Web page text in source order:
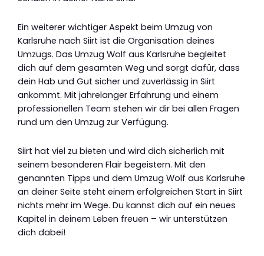
Ein weiterer wichtiger Aspekt beim Umzug von
Karlsruhe nach Siirt ist die Organisation deines
Umzugs. Das Umzug Wolf aus Karlsruhe begleitet
dich auf dem gesamten Weg und sorgt dafür, dass
dein Hab und Gut sicher und zuverlässig in Siirt
ankommt. Mit jahrelanger Erfahrung und einem
professionellen Team stehen wir dir bei allen Fragen
rund um den Umzug zur Verfügung.
Siirt hat viel zu bieten und wird dich sicherlich mit
seinem besonderen Flair begeistern. Mit den
genannten Tipps und dem Umzug Wolf aus Karlsruhe
an deiner Seite steht einem erfolgreichen Start in Siirt
nichts mehr im Wege. Du kannst dich auf ein neues
Kapitel in deinem Leben freuen – wir unterstützen
dich dabei!